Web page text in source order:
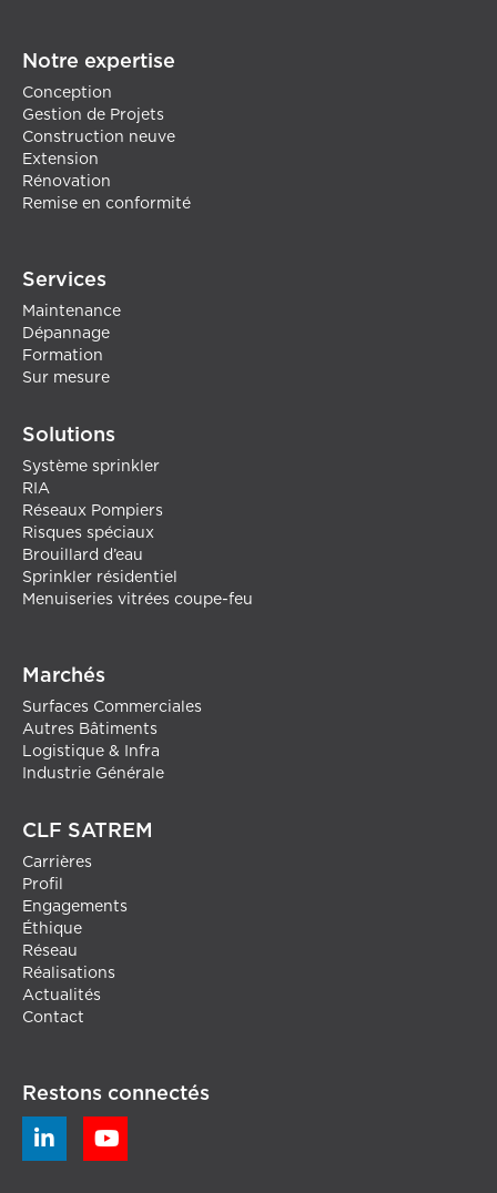
Notre expertise
Conception
Gestion de Projets
Construction neuve
Extension
Rénovation
Remise en conformité
Services
Maintenance
Dépannage
Formation
Sur mesure
Solutions
Système sprinkler
RIA
Réseaux Pompiers
Risques spéciaux
Brouillard d’eau
Sprinkler résidentiel
Menuiseries vitrées coupe-feu
Marchés
Surfaces Commerciales
Autres Bâtiments
Logistique & Infra
Industrie Générale
CLF SATREM
Carrières
Profil
Engagements
Éthique
Réseau
Réalisations
Actualités
Contact
Restons connectés
 